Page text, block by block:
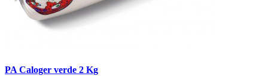
PA Caloger verde 2 Kg